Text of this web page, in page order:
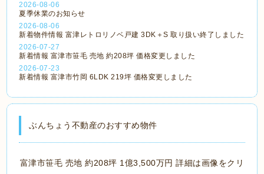
2026-08-06
夏季休業のお知らせ
2026-08-06
新着物件情報 富津レトロリノベ戸建 3DK＋S 取り扱い終了しました
2026-07-27
新着情報 富津市笹毛 売地 約208坪 価格変更しました
2026-07-23
新着情報 富津市竹岡 6LDK 219坪 価格変更しました
ぶんちょう不動産のおすすめ物件
富津市笹毛 売地 約208坪 1億3,500万円 詳細は画像をクリ